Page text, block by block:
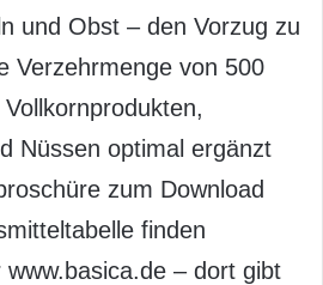
und Obst – den Vorzug zu
Verzehrmenge von 500
Nüssen optimal ergänzt
zum Download
finden
– dort gibt